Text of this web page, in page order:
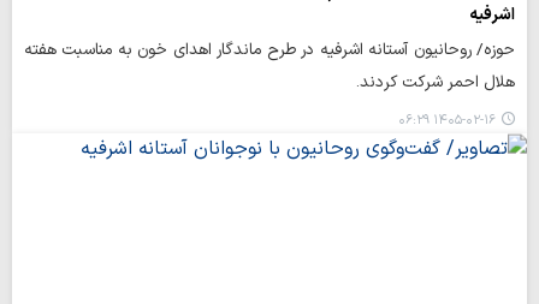
اشرفیه
حوزه/ روحانیون آستانه اشرفیه در طرح ماندگار اهدای خون به مناسبت هفته
هلال احمر شرکت کردند.
۱۴۰۵-۰۲-۱۶ ۰۶:۲۹